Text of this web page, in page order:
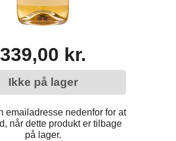
339,00 kr.
Ikke på lager
emailadresse nedenfor for at
når dette produkt er tilbage
på lager.